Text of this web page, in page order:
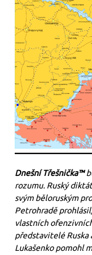
Dnešní Třešnička™
rozumu. Ruský
svým běloruským
Petrohradě
vlastních
představitelé Ruska
Lukašenko pomohl